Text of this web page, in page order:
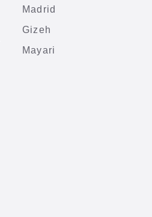
Madrid
Gizeh
Mayari